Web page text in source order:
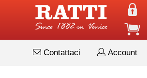
Account
Contattaci